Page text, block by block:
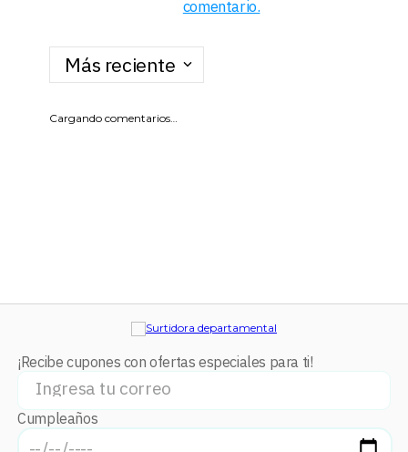
comentario.
Más reciente
Cargando comentarios…
¡Recibe cupones con ofertas especiales para ti!
Cumpleaños